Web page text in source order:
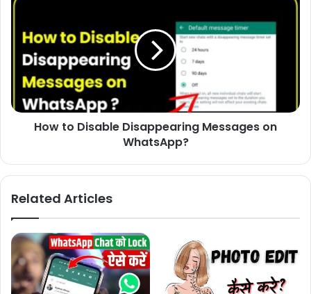
How to Disable Disappearing Messages on
WhatsApp?
Related Articles